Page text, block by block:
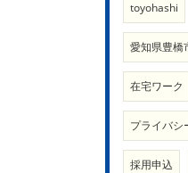
toyohashi
愛知県豊橋
在宅ワーク
プライバシ
採用申込